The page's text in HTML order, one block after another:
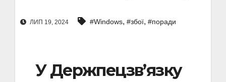
ЛИП 19, 2024 #Windows, #збої, #поради
У Держпецзв’язку